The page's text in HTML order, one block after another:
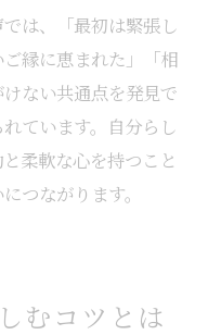
は、「最初は緊張し
縁に恵まれた」「相
ない共通点を発見で
ています。自分らし
柔軟な心を持つこと
つながります。
むコツとは